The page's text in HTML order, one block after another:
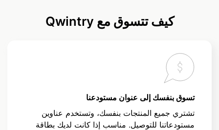
كيف تتسوق مع Qwintry
تسوق بنفسك إلى عنوان مستودعنا
تشتري جميع المنتجات بنفسك، وتستخدم عناوين
مستودعاتنا للتوصيل. مناسب إذا كانت لديك بطاقة